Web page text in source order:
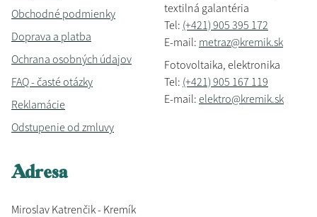
Obchodné podmienky
Doprava a platba
Ochrana osobných údajov
FAQ - časté otázky
Reklamácie
Odstupenie od zmluvy
textilná galantéria
Tel: (+421) 905 395 172
E-mail: metraz@kremik.sk
Fotovoltaika, elektronika
Tel: (+421) 905 167 119
E-mail: elektro@kremik.sk
Adresa
Miroslav Katrenčik - Kremík